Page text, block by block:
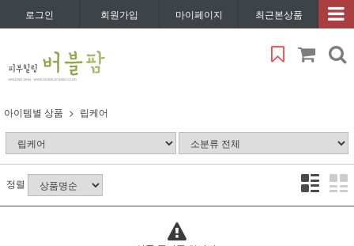
로그인 회원가입 마이페이지 최근본상품
아이템별 상품 립케어
정렬